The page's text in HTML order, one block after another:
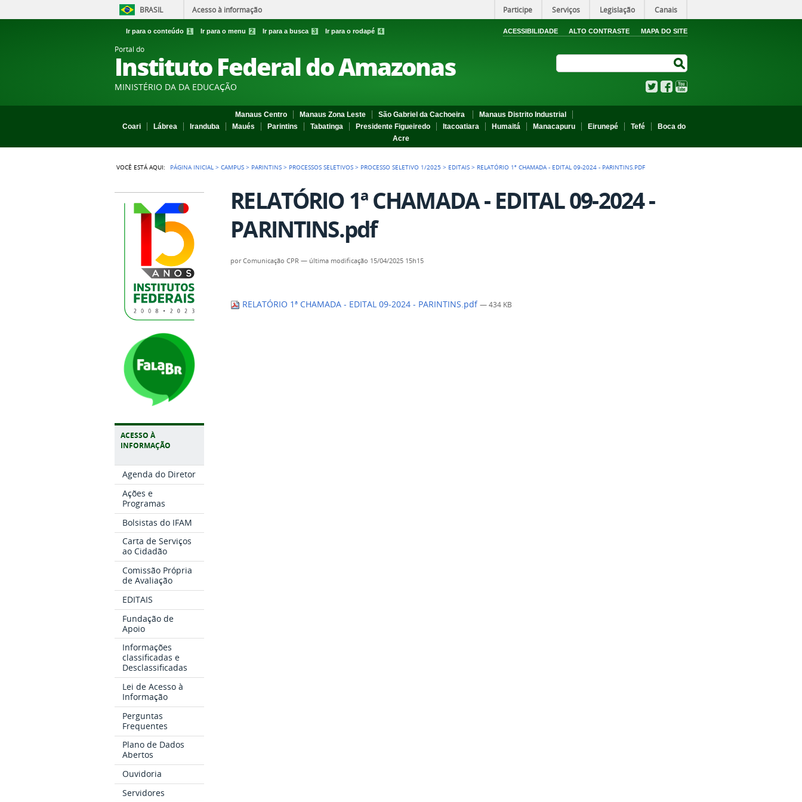
BRASIL Acesso à informação Participe Serviços Legislação Canais
Ir para o conteúdo 1 Ir para o menu 2 Ir para a busca 3 Ir para o rodapé 4 ACESSIBILIDADE ALTO CONTRASTE MAPA DO SITE
Portal do
Instituto Federal do Amazonas
MINISTÉRIO DA DA EDUCAÇÃO TwitterFacebook
Manaus Centro Manaus Zona Leste São Gabriel da Cachoeira
Manaus Distrito Industrial
Coari
Lábrea Iranduba Maués Parintins Tabatinga Presidente Figueiredo Itacoatiara Humaitá Manacapuru Eirunepé Tefé
Boca do
Acre
VOCÊ ESTÁ AQUI: PÁGINA INICIAL >CAMPUS > PARINTINS > PROCESSOS SELETIVOS > PROCESSO SELETIVO 1/2025 > EDITAIS > RELATÓRIO 1ª CHAMADA - EDITAL 09-2024 - PARINTINS.PDF
ACESSO À
INFORMAÇÃO
Agenda do Diretor
Ações e
Programas
Bolsistas do IFAM
Carta de Serviços
ao Cidadão
Comissão Própria
de Avaliação
EDITAIS
Fundação de
Apoio
Informações
classificadas e
Desclassificadas
Lei de Acesso à
Informação
Perguntas
Frequentes
Plano de Dados
Abertos
Ouvidoria
Servidores
RELATÓRIO 1ª CHAMADA - EDITAL 09-2024 -
PARINTINS.pdf
porComunicação CPR — última modificação 15/04/2025 15h15
RELATÓRIO 1ª CHAMADA - EDITAL 09-2024 - PARINTINS.pdf— 434 KB